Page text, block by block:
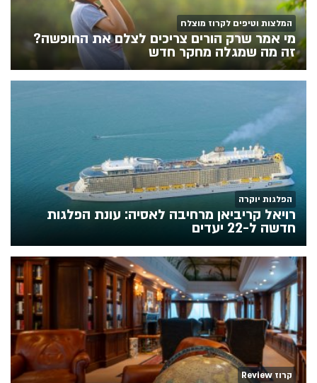
המלצות וטיפים לקרוז מוצלח
מי אמר שרק הורים צריכים לצלם את החופשה?
זה מה שמגלה מחקר חדש
הפלגות יוקרה
רויאל קריביאן מרחיבה לאסיה: עונת הפלגות
חדשה ל-22 יעדים
קרוז Review